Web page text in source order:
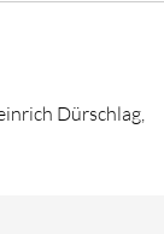
Dürschlag,